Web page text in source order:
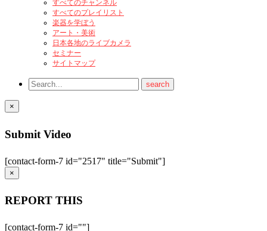
すべてのチャンネル
すべてのプレイリスト
楽器を学ぼう
アート・美術
日本各地のライブカメラ
セミナー
サイトマップ
×
Submit Video
[contact-form-7 id="2517" title="Submit"]
×
REPORT THIS
[contact-form-7 id=""]